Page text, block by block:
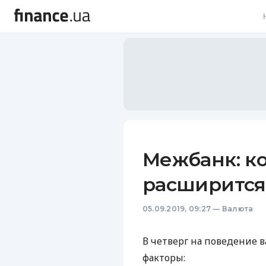
Межбанк:
расширится
05.09.2019, 09:27 — Валюта
В четверг на поведение
факторы: